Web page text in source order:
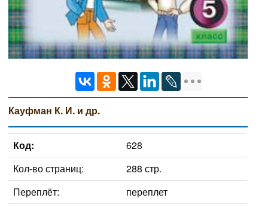
Кауфман К. И. и др.
Код:
628
Кол-во страниц:
288 стр.
Переплёт:
переплет